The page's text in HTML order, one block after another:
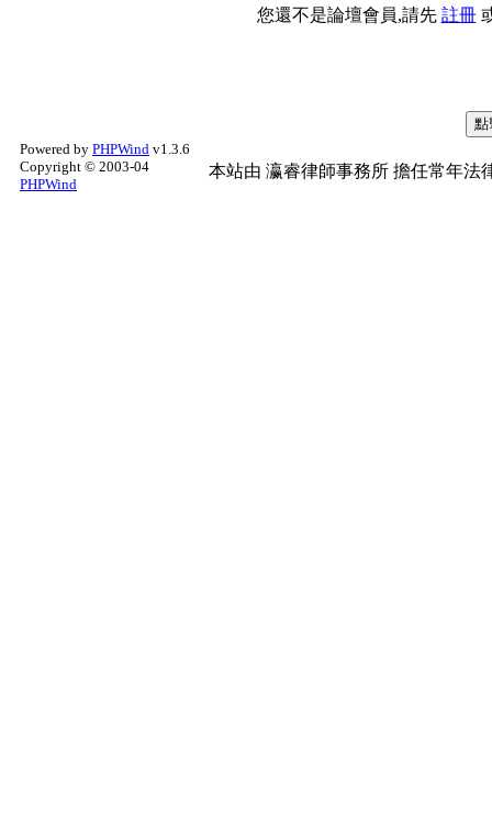
您還不是論壇會員,請先 註冊
Powered by PHPWind v1.3.6
Copyright © 2003-04
PHPWind
本站由 瀛睿律師事務所 擔任常年法